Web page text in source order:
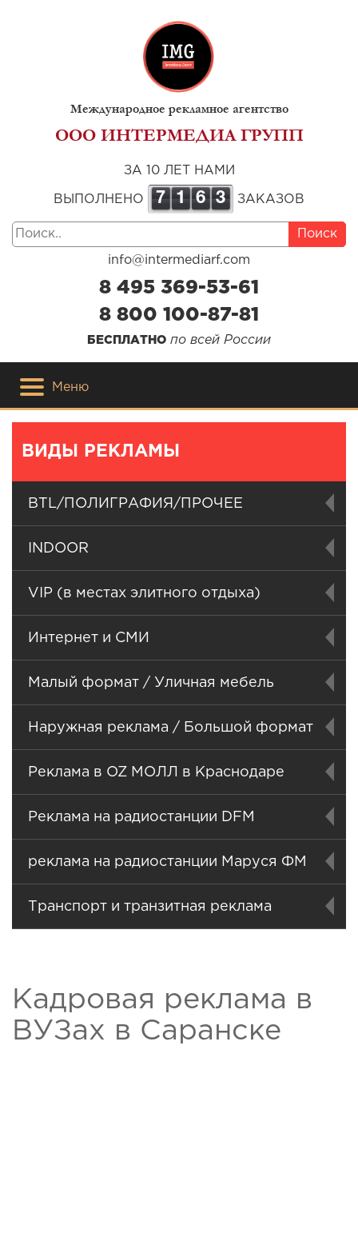
Международное рекламное агентство
ООО ИНТЕРМЕДИА ГРУПП
ЗА 10 ЛЕТ НАМИ
ВЫПОЛНЕНО 7 1 6 3 ЗАКАЗОВ
Поиск
info@intermediarf.com
8 495 369-53-61
8 800 100-87-81
БЕСПЛАТНО по всей России
Меню
ВИДЫ РЕКЛАМЫ
BTL/ПОЛИГРАФИЯ/ПРОЧЕЕ
INDOOR
VIP (в местах элитного отдыха)
Интернет и СМИ
Малый формат / Уличная мебель
Наружная реклама / Большой формат
Реклама в OZ МОЛЛ в Краснодаре
Реклама на радиостанции DFM
реклама на радиостанции Маруся ФМ
Транспорт и транзитная реклама
Кадровая реклама в
ВУЗах в Саранске